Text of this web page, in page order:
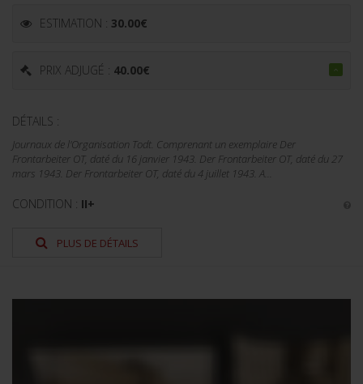
ESTIMATION : 30.00€
PRIX ADJUGÉ : 40.00€
DÉTAILS :
Journaux de l'Organisation Todt. Comprenant un exemplaire Der
Frontarbeiter OT, daté du 16 janvier 1943. Der Frontarbeiter OT, daté du 27
mars 1943. Der Frontarbeiter OT, daté du 4 juillet 1943. A...
CONDITION : II+
PLUS DE DÉTAILS